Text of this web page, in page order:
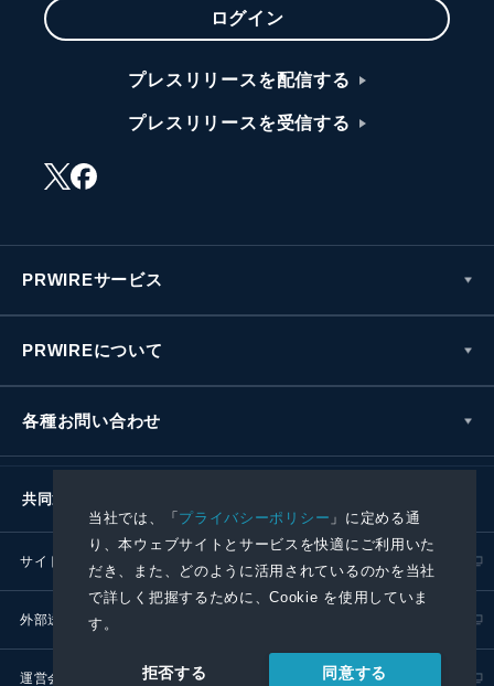
当社では、「プライバシーポリシー 」に定める通
り、本ウェブサイトとサービスを快適にご利用いた
だき、また、どのように活用されているのかを当社
で詳しく把握するために、Cookie を使用していま
す。
拒否する 同意する
ログイン
プレスリリースを配信する
プレスリリースを受信する
PRWIREサービス
PRWIREについて
各種お問い合わせ
共同通信社グループ
サイトポリシー プライバシーポリシー
外部送信ポリシー
運営会社